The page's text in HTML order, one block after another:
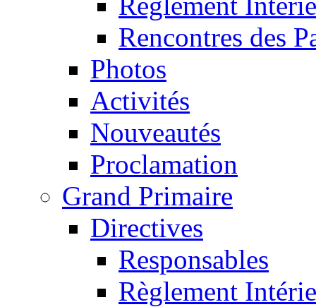
Rencontres des
Photos
Activités
Nouveautés
Proclamation
Grand Primaire
Directives
Responsables
Règlement